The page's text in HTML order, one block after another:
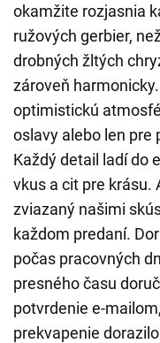
okamžite rozjasnia
ružových gerbier,
drobných žltých
zároveň
optimistickú
oslavy alebo len pre
Každý detail ladí do
vkus a cit pre krásu.
zviazaný našimi
každom predaní.
počas pracovných
presného času
potvrdenie e-
prekvapenie